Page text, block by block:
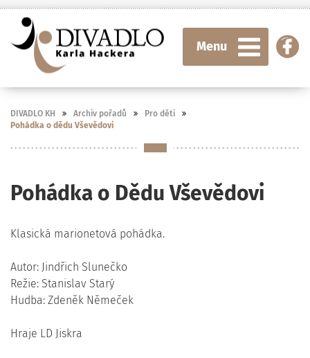
Menu
DIVADLO KH Archiv pořadů
Pro děti
Pohádka o dědu Vševědovi
Pohádka o Dědu Vševědovi
Klasická marionetová pohádka.
Autor: Jindřich Slunečko
Režie: Stanislav Starý
Hudba: Zdeněk Němeček
Hraje LD Jiskra